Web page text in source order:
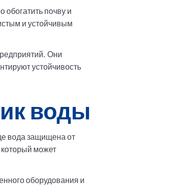
почву и
и устойчивым
Они
устойчивость
воды
вода защищена от
может
оборудования и